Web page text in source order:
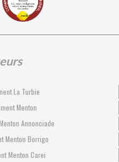
La Turbie
Menton
Annonciade
Menton Borrigo
Menton Carei